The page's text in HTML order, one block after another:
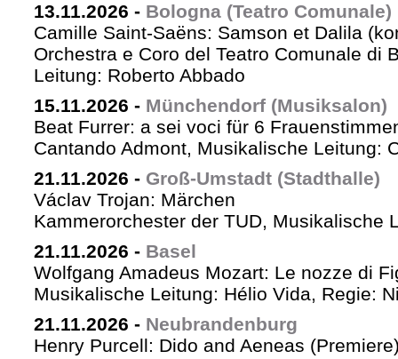
13.11.2026 - Bologna (Teatro Comunale)
Camille Saint-Saëns: Samson et Dalila
Orchestra e Coro del Teatro Comunale di
Leitung: Roberto Abbado
15.11.2026 - Münchendorf (Musiksalon)
Beat Furrer: a sei voci für 6
Cantando Admont, Musikalische Leitung:
21.11.2026 - Groß-Umstadt (Stadthalle)
Václav Trojan: Märchen
Kammerorchester der TUD, Musikalische
21.11.2026 - Basel
Wolfgang Amadeus Mozart: Le nozze di
Musikalische Leitung: Hélio Vida, Regie:
21.11.2026 - Neubrandenburg
Henry Purcell: Dido and Aeneas